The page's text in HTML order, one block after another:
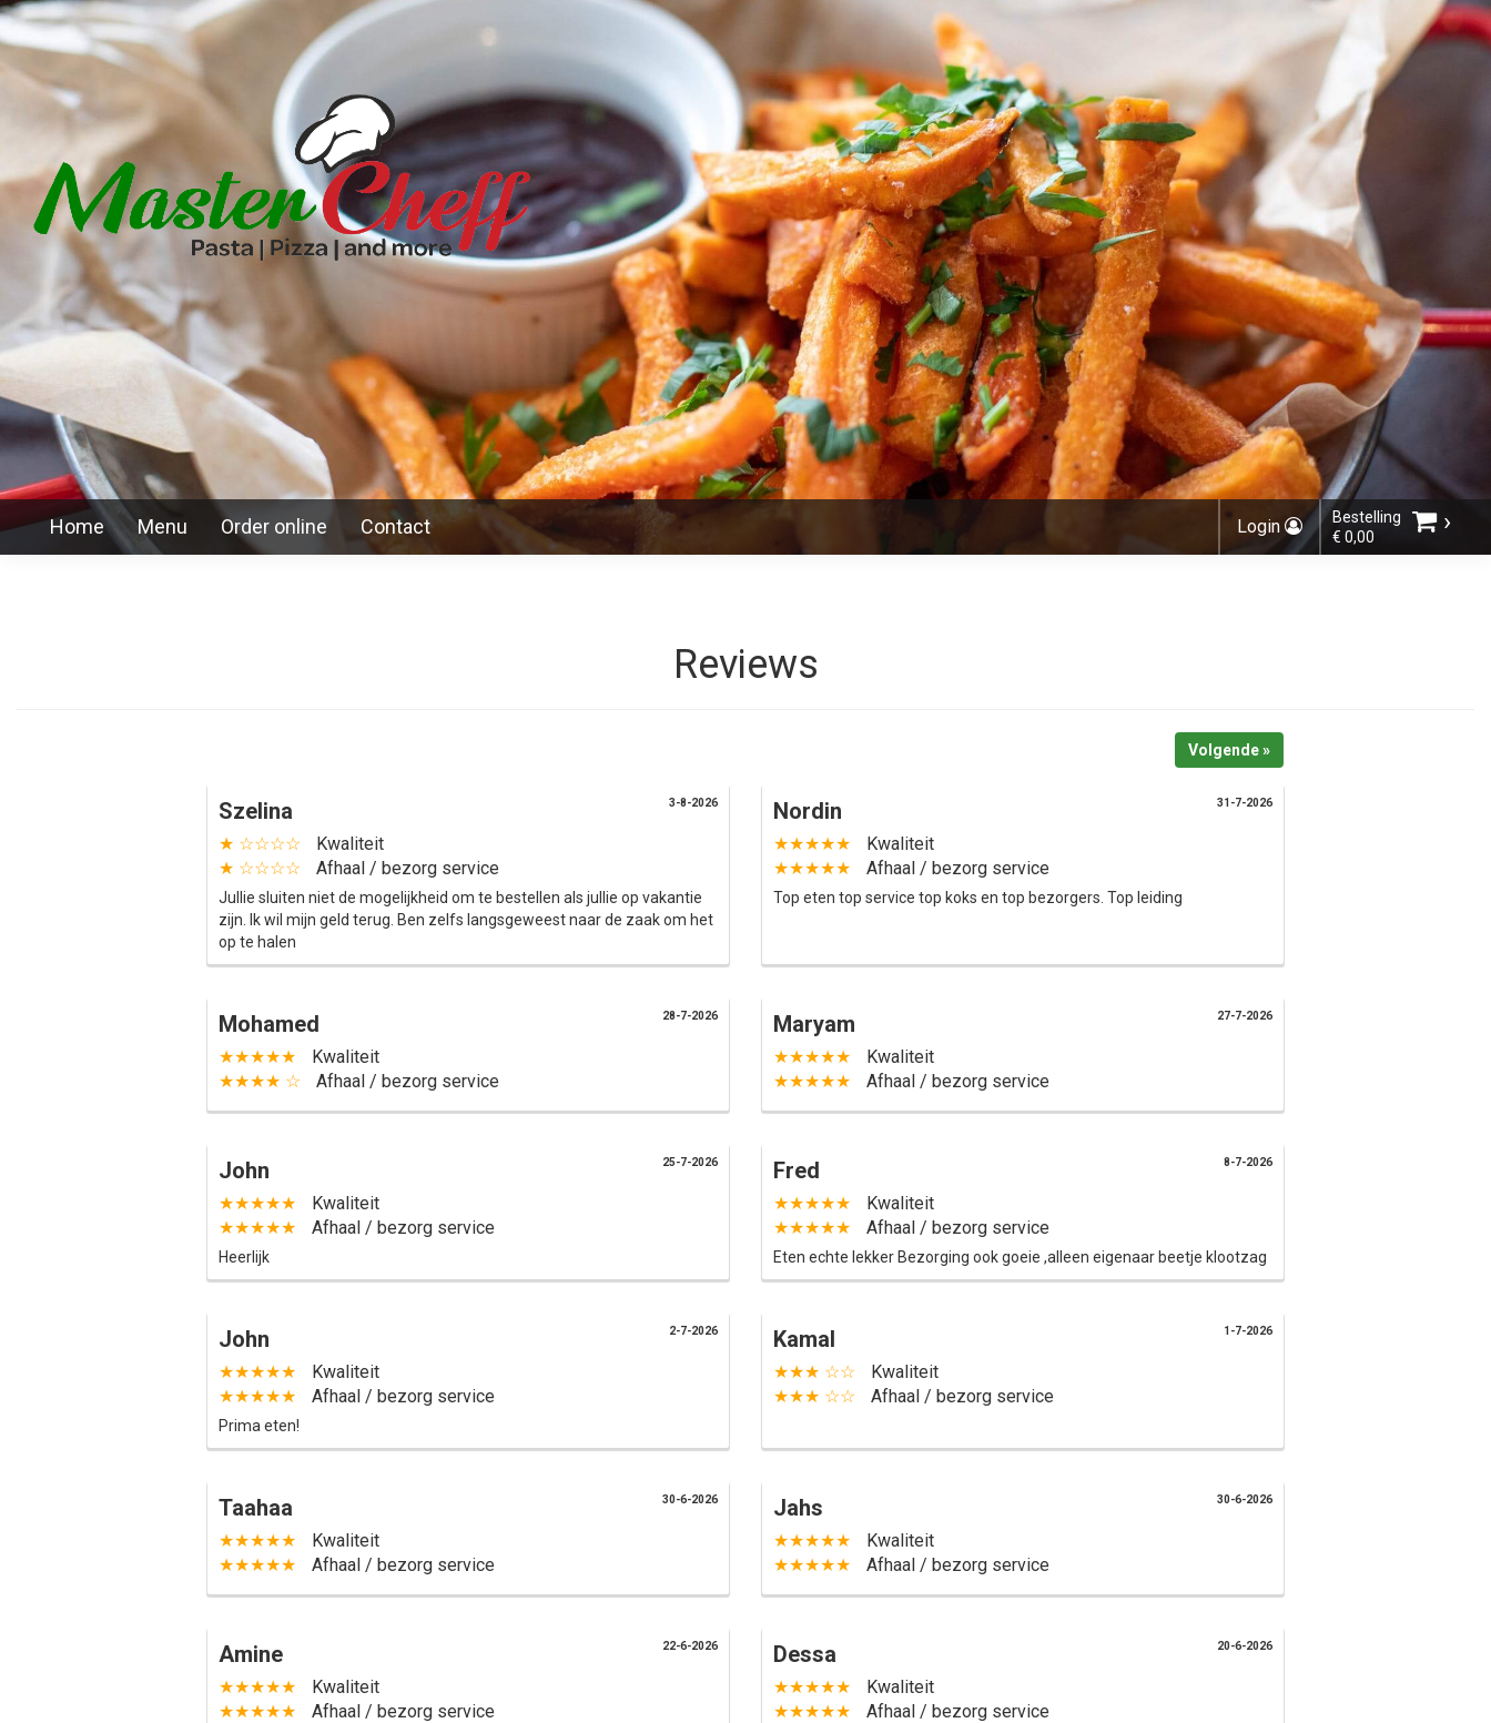
Home Menu Order online Contact Login
Bestelling
€ 0,00
›
U heeft nog geen producten in uw
winkelmandje.
Reviews
Volgende »
Szelina
★ ☆☆☆☆
Kwaliteit
★ ☆☆☆☆
Afhaal / bezorg service
Jullie sluiten niet de mogelijkheid om te bestellen als jullie op vakantie
zijn. Ik wil mijn geld terug. Ben zelfs langsgeweest naar de zaak om het
op te halen
3-8-2026 Nordin
★★★★★
Kwaliteit
★★★★★
Afhaal / bezorg service
Top eten top service top koks en top bezorgers. Top leiding
31-7-2026
Mohamed
★★★★★
Kwaliteit
★★★★ ☆
Afhaal / bezorg service
28-7-2026 Maryam
★★★★★
Kwaliteit
★★★★★
Afhaal / bezorg service
27-7-2026
John
★★★★★
Kwaliteit
★★★★★
Afhaal / bezorg service
Heerlijk
25-7-2026 Fred
★★★★★
Kwaliteit
★★★★★
Afhaal / bezorg service
Eten echte lekker Bezorging ook goeie ,alleen eigenaar beetje klootzag
8-7-2026
John
★★★★★
Kwaliteit
★★★★★
Afhaal / bezorg service
Prima eten!
2-7-2026 Kamal
★★★ ☆☆
Kwaliteit
★★★ ☆☆
Afhaal / bezorg service
1-7-2026
Taahaa
★★★★★
Kwaliteit
★★★★★
Afhaal / bezorg service
30-6-2026 Jahs
★★★★★
Kwaliteit
★★★★★
Afhaal / bezorg service
30-6-2026
Amine
★★★★★
Kwaliteit
★★★★★
Afhaal / bezorg service
22-6-2026 Dessa
★★★★★
Kwaliteit
★★★★★
Afhaal / bezorg service
20-6-2026